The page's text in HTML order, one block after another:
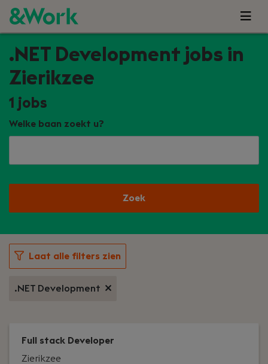
.NET Development jobs in
Zierikzee
1 jobs
Welke baan zoekt u?
Zoek
Laat alle filters zien
.NET Development
Full stack Developer
Zierikzee